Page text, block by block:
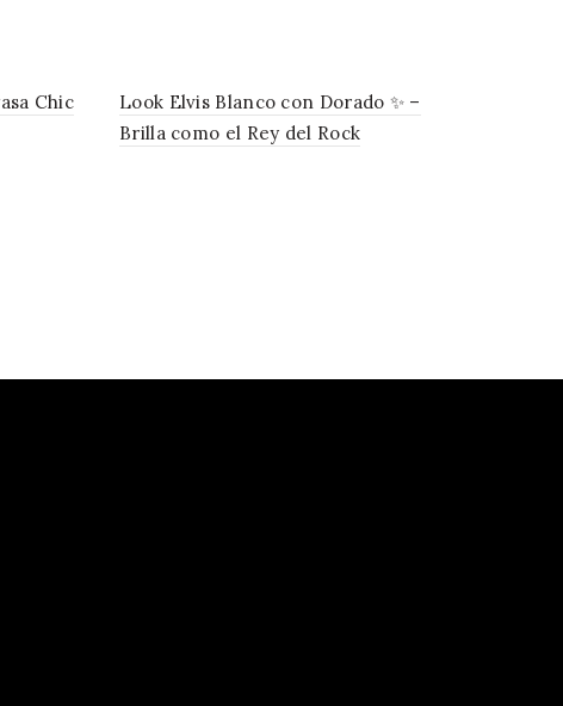
Chic
Look Elvis Blanco con Dorado ✨ –
Brilla como el Rey del Rock